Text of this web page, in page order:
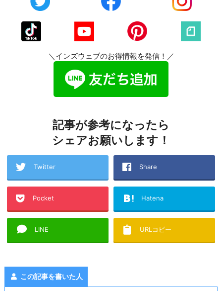
＼インズウェブのお得情報を発信！／
記事が参考になったら
シェアお願いします！
Twitter Share
Pocket Hatena
LINE URLコピー
この記事を書いた人